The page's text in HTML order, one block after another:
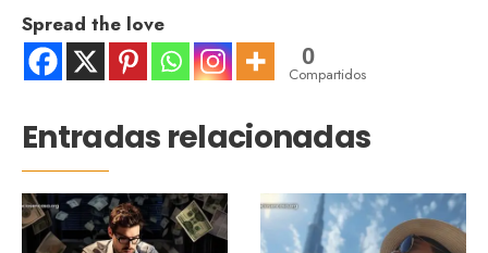
Spread the love
0
Compartidos
Entradas relacionadas